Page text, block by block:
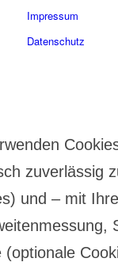
Impressum
Datenschutz
zuverlässig
und – mit
(optionale